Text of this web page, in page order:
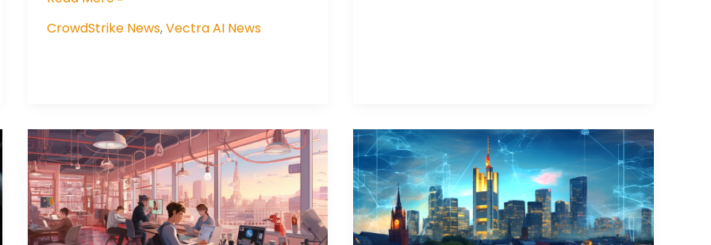
&
Cyberbedrohungen
CrowdStrike News,Vectra AI News